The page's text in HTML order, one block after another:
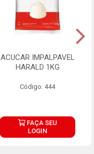
ACUCAR IMPALPAVEL
HARALD 1KG
Código: 444
FAÇA SEU
LOGIN